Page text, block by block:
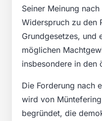
Seiner Meinung
Widerspruch zu den
Grundgesetzes, und
möglichen
insbesondere in den
Die Forderung nach
wird von
begründet, die